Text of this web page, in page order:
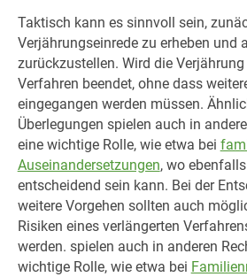
Taktisch kann es sinnvoll sein,
Verjährungseinrede zu erheben und
zurückzustellen. Wird die
Verfahren beendet, ohne dass
eingegangen werden müssen.
Überlegungen spielen auch in
eine wichtige Rolle, wie etwa bei
Auseinandersetzungen, wo
entscheidend sein kann. Bei der
weitere Vorgehen sollten auch
Risiken eines verlängerten
werden. spielen auch in anderen
wichtige Rolle, wie etwa bei